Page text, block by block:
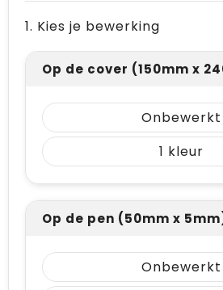
1. Kies je bewerking
Op de cover (150mm x
Onbewerkt
1
Op de pen (50mm x
Onbewerkt